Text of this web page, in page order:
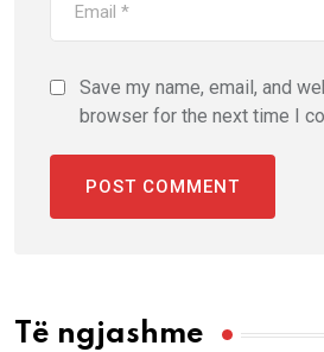
Save my name, email, and
browser for the next time I
Të ngjashme